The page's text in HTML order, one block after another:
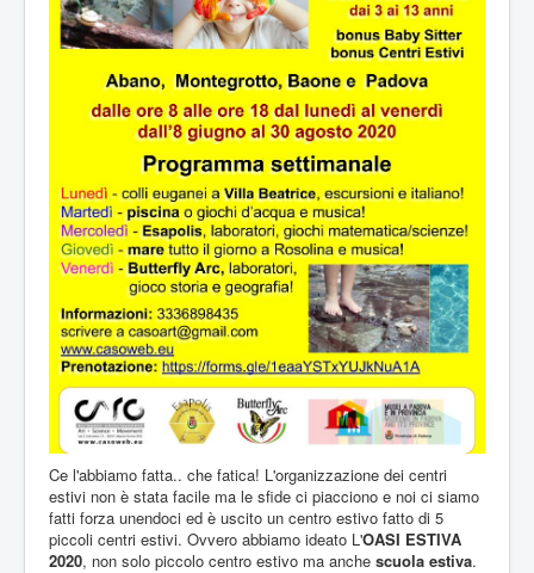
Ce l'abbiamo fatta.. che fatica! L'organizzazione dei centri
estivi non è stata facile ma le sfide ci piacciono e noi ci siamo
fatti forza unendoci ed è uscito un centro estivo fatto di 5
piccoli centri estivi. Ovvero abbiamo ideato L'OASI ESTIVA
2020, non solo piccolo centro estivo ma anche scuola estiva.